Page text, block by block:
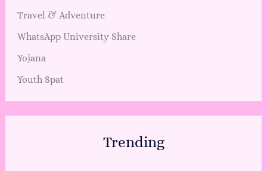
Travel & Adventure
WhatsApp University Share
Yojana
Youth Spat
Trending